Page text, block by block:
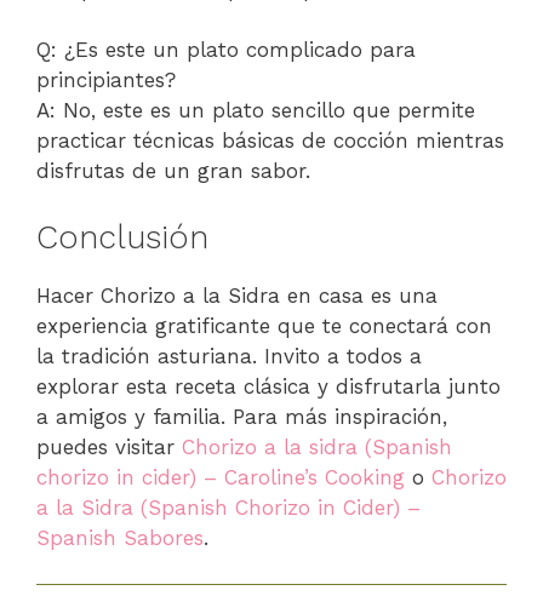
Q: ¿Es este un plato complicado para
principiantes?
A: No, este es un plato sencillo que permite
practicar técnicas básicas de cocción mientras
disfrutas de un gran sabor.
Conclusión
Hacer Chorizo a la Sidra en casa es una
experiencia gratificante que te conectará con
la tradición asturiana. Invito a todos a
explorar esta receta clásica y disfrutarla junto
a amigos y familia. Para más inspiración,
puedes visitar Chorizo a la sidra (Spanish
chorizo in cider) – Caroline’s Cooking o Chorizo
a la Sidra (Spanish Chorizo in Cider) –
Spanish Sabores.